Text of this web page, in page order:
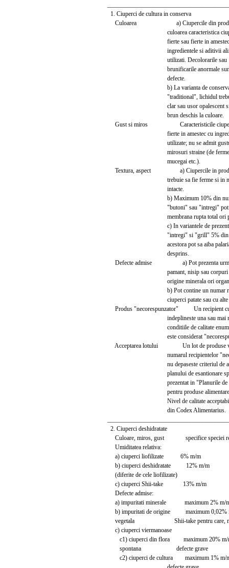
1. Ciuperci de cultura in conserva
Culoarea a) Ciupercile din produs
culoarea caracteristica
fierte sau fierte in amestec
ingredientele si aditivii
utilizati. Decolorarile sau
brunificarile anormale sunt
defecte.
b) La varianta de
"traditional", lichidul trebuie
clar sau usor opalescent si
brun deschis la culoare.
Gust si miros Caracteristicile
fierte in amestec cu
utilizate; nu se admit
mirosuri straine (de
mucegai etc.).
Textura, aspect a) Ciupercile in
trebuie sa fie ferme si in mare
intacte.
b) Maximum 10% din numarul
"butoni" sau "intregi" pot sa
membrana rupta total ori
c) In variantele de prezentare
"intregi" si "grill" 5% din
acestora pot sa aiba palaria
desprins.
Defecte admise a) Pot prezenta urme
pamant, nisip sau corpuri
origine minerala ori
b) Pot contine un numar
ciuperci patate sau cu alte
Produs "necorespunzator" Un recipient cu
indeplineste una sau mai
conditiile de calitate
este considerat
Acceptarea lotului Un lot de produse va
numarul recipientelor
nu depaseste criteriul de
planului de esantionare
prezentat in "Planurile de
pentru produse alimentare
Nivel de calitate acceptabil
din Codex Alimentarius.
2. Ciuperci deshidratate
Culoare, miros, gust specifice speciei
Umiditatea relativa:
a) ciuperci liofilizate 6% m/m
b) ciuperci deshidratate 12% m/m
(diferite de cele liofilizate)
c) ciuperci Shii-take 13% m/m
Defecte admise:
a) impuritati minerale maximum 2% m/
b) impuritati de origine maximum 0,02%
vegetala Shii-take pentru care,
c) ciuperci viermanoase
c1) ciuperci din flora maximum 20% m/
spontana defecte grave
c2) ciuperci de cultura maximum 1% m/m,